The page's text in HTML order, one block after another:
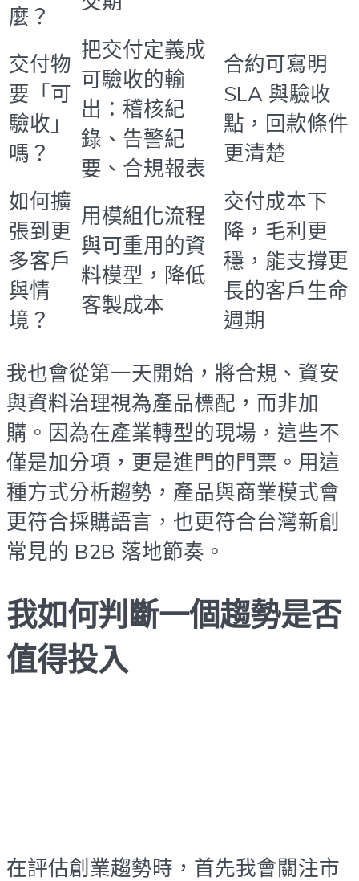
麼？
交付物
要「可
驗收」
嗎？
把交付定義成
可驗收的輸
出：稽核紀
錄、告警紀
要、合規報表
合約可寫明
SLA 與驗收
點，回款條件
更清楚
如何擴
張到更
多客戶
與情
境？
用模組化流程
與可重用的資
料模型，降低
客製成本
交付成本下
降，毛利更
穩，能支撐更
長的客戶生命
週期
我也會從第一天開始，將合規、資安
與資料治理視為產品標配，而非加
購。因為在產業轉型的現場，這些不
僅是加分項，更是進門的門票。用這
種方式分析趨勢，產品與商業模式會
更符合採購語言，也更符合台灣新創
常見的 B2B 落地節奏。
我如何判斷一個趨勢是否
值得投入
在評估創業趨勢時，首先我會關注市